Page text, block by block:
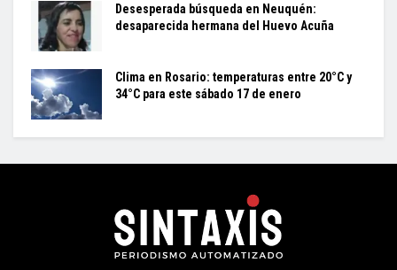
Desesperada búsqueda en Neuquén:
desaparecida hermana del Huevo Acuña
Clima en Rosario: temperaturas entre 20°C y
34°C para este sábado 17 de enero